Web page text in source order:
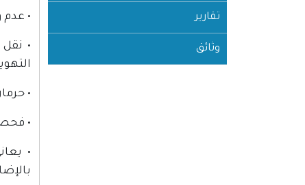
تقارير
وثائق
• عدم
•
•
•
•